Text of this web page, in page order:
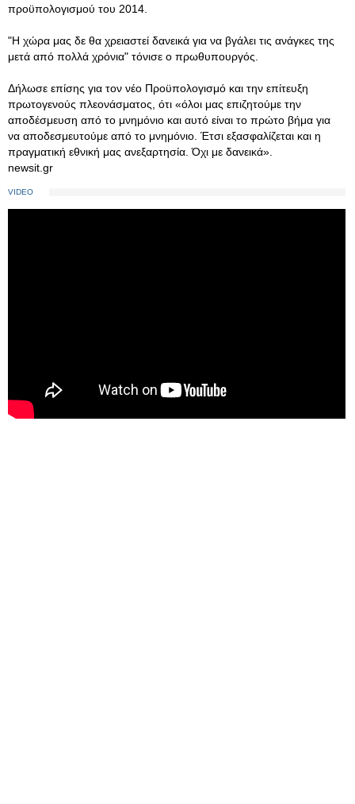
προϋπολογισμού του 2014.
"Η χώρα μας δε θα χρειαστεί δανεικά για να βγάλει τις ανάγκες της
μετά από πολλά χρόνια" τόνισε ο πρωθυπουργός.
Δήλωσε επίσης για τον νέο Προϋπολογισμό και την επίτευξη
πρωτογενούς πλεονάσματος, ότι «όλοι μας επιζητούμε την
αποδέσμευση από το μνημόνιο και αυτό είναι το πρώτο βήμα για
να αποδεσμευτούμε από το μνημόνιο. Έτσι εξασφαλίζεται και η
πραγματική εθνική μας ανεξαρτησία. Όχι με δανεικά».
newsit.gr
VIDEO